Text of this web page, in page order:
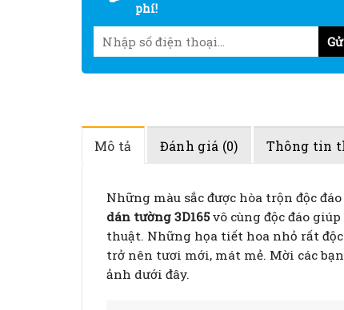
phí!
Mô tả Đánh giá (0) Thông tin
Những màu sắc được hòa trộn độc
dán tường 3D165vô cùng độc đáo
thuật. Những họa tiết hoa nhỏ rất
trở nên tươi mới, mát mẻ. Mời các
ảnh dưới đây.